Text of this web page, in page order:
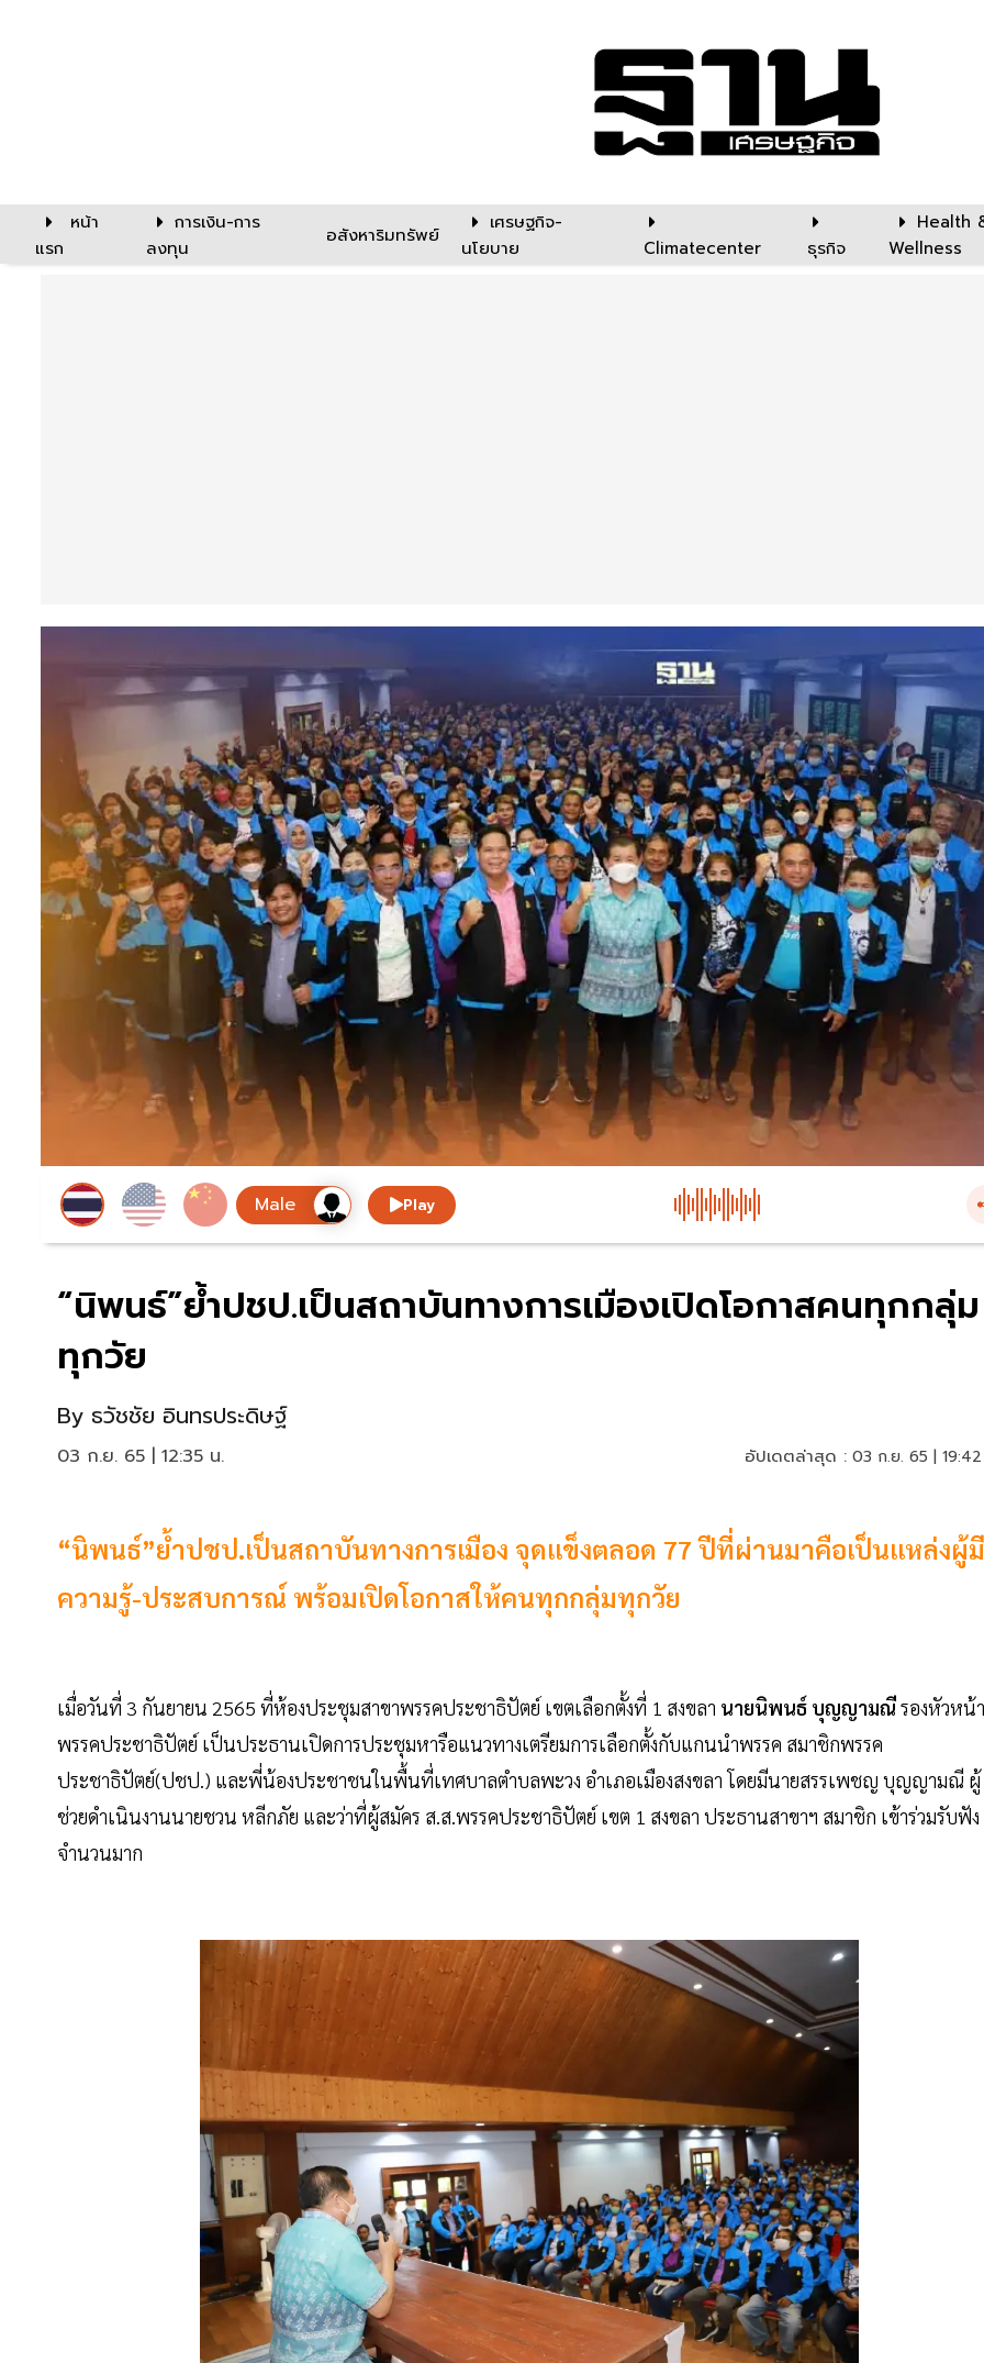
หน้า
แรก
การเงิน-การ
ลงทุน
อสังหาริมทรัพย์
เศรษฐกิจ-
นโยบาย
Climatecenter ธุรกิจ
Health
Wellness
Play
“นิพนธ์”ย้ำปชป.เป็นสถาบันทางการเมืองเปิดโอกาสคนทุกกลุ่ม
ทุกวัย
By ธวัชชัย อินทรประดิษฐ์
03 ก.ย. 65 | 12:35 น. อัปเดตล่าสุด : 03 ก.ย. 65 |
“นิพนธ์”ย้ำปชป.เป็นสถาบันทางการเมือง จุดแข็งตลอด 77 ปีที่ผ่านมาคือเป็นแหล่งผู้มี
ความรู้-ประสบการณ์ พร้อมเปิดโอกาสให้คนทุกกลุ่มทุกวัย
เมื่อวันที่ 3 กันยายน 2565 ที่ห้องประชุมสาขาพรรคประชาธิปัตย์ เขตเลือกตั้งที่ 1 สงขลา นายนิพนธ์ บุญญามณีรองหัวหน้า
พรรคประชาธิปัตย์ เป็นประธานเปิดการประชุมหารือแนวทางเตรียมการเลือกตั้งกับแกนนำพรรค สมาชิกพรรค
ประชาธิปัตย์(ปชป.) และพี่น้องประชาชนในพื้นที่เทศบาลตำบลพะวง อำเภอเมืองสงขลา โดยมีนายสรรเพชญ บุญญามณี ผู้
ช่วยดำเนินงานนายชวน หลีกภัย และว่าที่ผู้สมัคร ส.ส.พรรคประชาธิปัตย์ เขต 1 สงขลา ประธานสาขาฯ สมาชิก เข้าร่วมรับฟัง
จำนวนมาก